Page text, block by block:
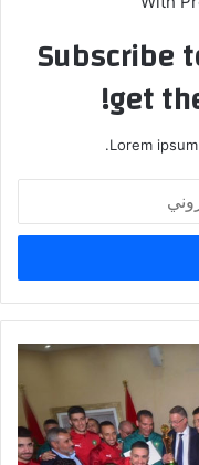
Subscribe
get
Lorem